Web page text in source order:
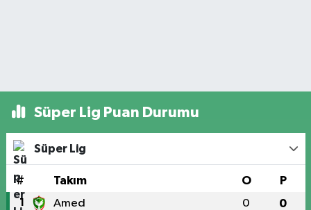
Süper Lig Puan Durumu
Süper Lig
# Takım O P
1 Amed 0 0